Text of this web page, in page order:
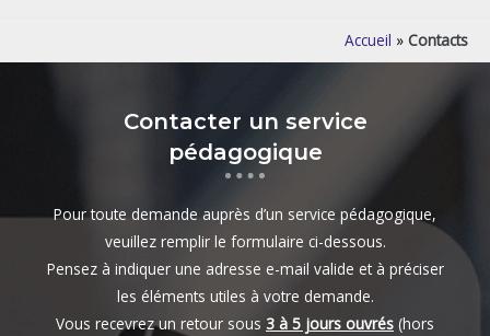
Accueil » Contacts
Contacter un service
pédagogique
Pour toute demande auprès d’un service pédagogique,
veuillez remplir le formulaire ci-dessous.
Pensez à indiquer une adresse e-mail valide et à préciser
les éléments utiles à votre demande.
Vous recevrez un retour sous 3 à 5 jours ouvrés (hors